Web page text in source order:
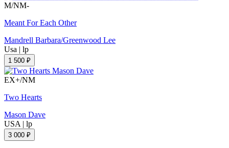
M/NM-
Meant For Each Other
Mandrell Barbara/Greenwood Lee
Usa | lp
1 500 ₽
EX+/NM
Two Hearts
Mason Dave
USA | lp
3 000 ₽